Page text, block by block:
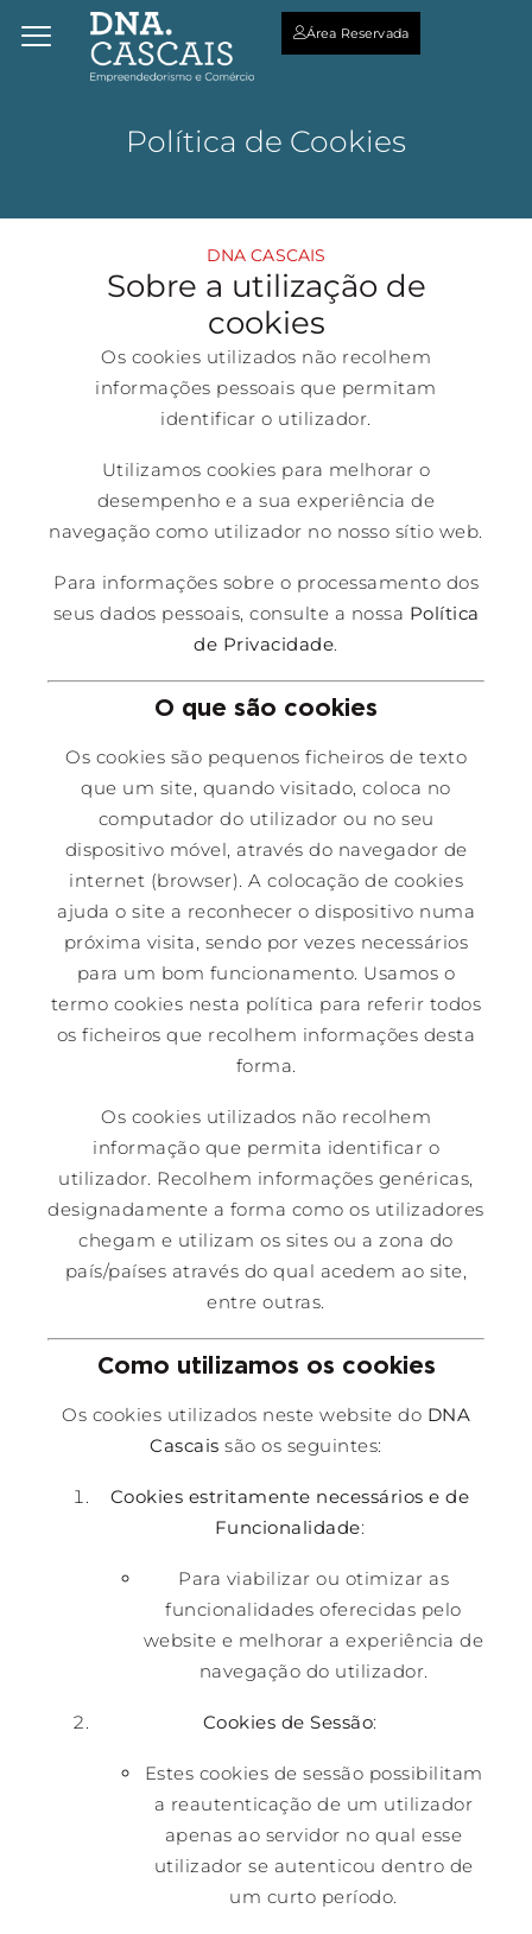
Área Reservada
Política de Cookies
DNA CASCAIS
Sobre a utilização de
cookies
Os cookies utilizados não recolhem
informações pessoais que permitam
identificar o utilizador.
Utilizamos cookies para melhorar o
desempenho e a sua experiência de
navegação como utilizador no nosso sítio web.
Para informações sobre o processamento dos
seus dados pessoais, consulte a nossa Política
de Privacidade.
O que são cookies
Os cookies são pequenos ficheiros de texto
que um site, quando visitado, coloca no
computador do utilizador ou no seu
dispositivo móvel, através do navegador de
internet (browser). A colocação de cookies
ajuda o site a reconhecer o dispositivo numa
próxima visita, sendo por vezes necessários
para um bom funcionamento. Usamos o
termo cookies nesta política para referir todos
os ficheiros que recolhem informações desta
forma.
Os cookies utilizados não recolhem
informação que permita identificar o
utilizador. Recolhem informações genéricas,
designadamente a forma como os utilizadores
chegam e utilizam os sites ou a zona do
país/países através do qual acedem ao site,
entre outras.
Como utilizamos os cookies
Os cookies utilizados neste website do DNA
Cascais são os seguintes:
Cookies estritamente necessários e de
Funcionalidade:
Para viabilizar ou otimizar as
funcionalidades oferecidas pelo
website e melhorar a experiência de
navegação do utilizador.
Cookies de Sessão:
Estes cookies de sessão possibilitam
a reautenticação de um utilizador
apenas ao servidor no qual esse
utilizador se autenticou dentro de
um curto período.